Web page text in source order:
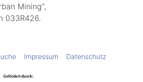
Mining“,
033R426.
Impressum Datenschutz